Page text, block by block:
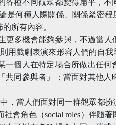
各種不同觀眾都變得扁平，不
是何種人際關係、關係緊密
所有內容。
更多機會能夠參與，不過當
用戲劇表演來形容人們的自
一個人在特定場合所做出任何
共同參與者」；當面對其他人
，當人們面對同一群觀眾都
社會角色（social roles）伴隨